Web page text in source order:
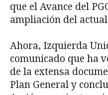
que el Avance del
ampliación del
Ahora, Izquierda
comunicado que ha
de la extensa
Plan General y